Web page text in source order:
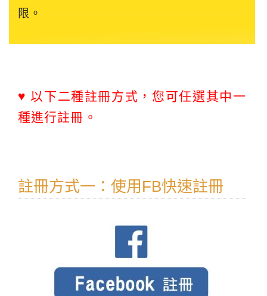
限。
♥ 以下二種註冊方式，您可任選其中一
種進行註冊。
註冊方式一：使用FB快速註冊